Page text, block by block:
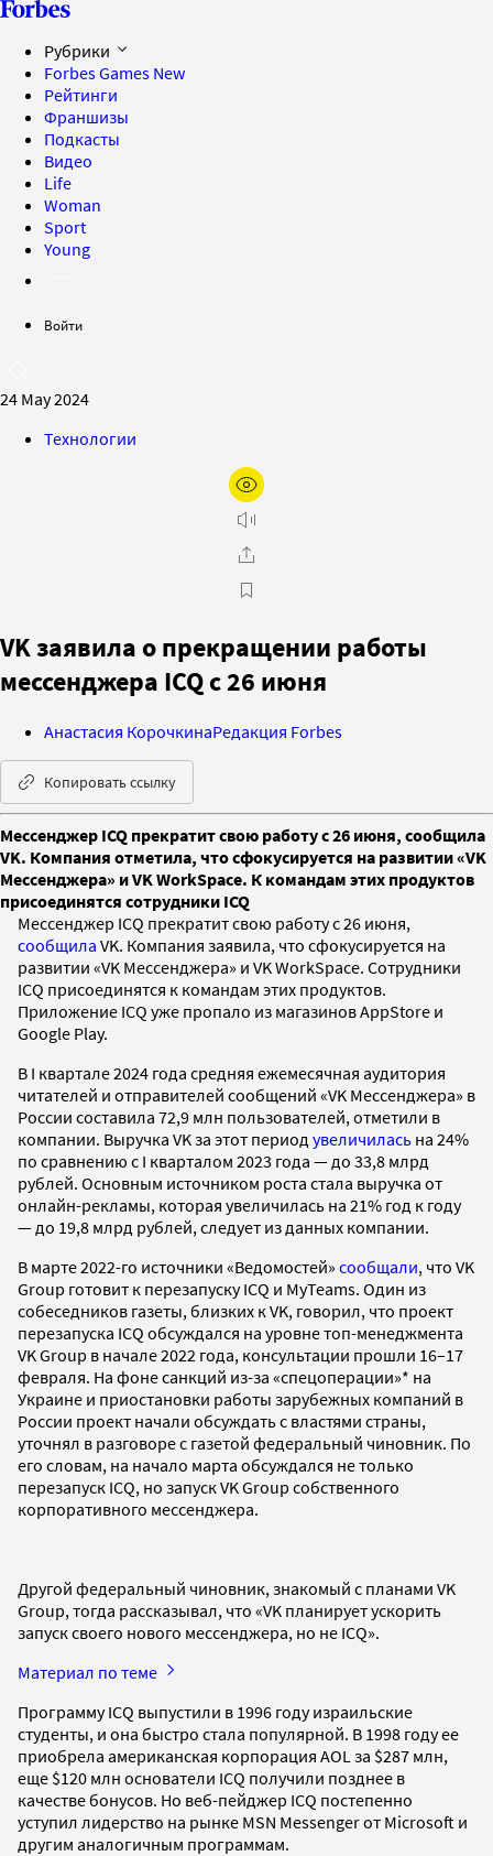
Рубрики
Forbes Games New
Рейтинги
Франшизы
Подкасты
Видео
Life
Woman
Sport
Young
Войти
24 May 2024
Технологии
VK заявила о прекращении работы
мессенджера ICQ с 26 июня
Анастасия КорочкинаРедакция Forbes
Копировать ссылку
Мессенджер ICQ прекратит свою работу с 26 июня, сообщила
VK. Компания отметила, что сфокусируется на развитии «VK
Мессенджера» и VK WorkSpace. К командам этих продуктов
присоединятся сотрудники ICQ
Мессенджер ICQ прекратит свою работу с 26 июня,
сообщила VK. Компания заявила, что сфокусируется на
развитии «VK Мессенджера» и VK WorkSpace. Сотрудники
ICQ присоединятся к командам этих продуктов.
Приложение ICQ уже пропало из магазинов AppStore и
Google Play.
В I квартале 2024 года средняя ежемесячная аудитория
читателей и отправителей сообщений «VK Мессенджера» в
России составила 72,9 млн пользователей, отметили в
компании. Выручка VK за этот период увеличилась на 24%
по сравнению с I кварталом 2023 года — до 33,8 млрд
рублей. Основным источником роста стала выручка от
онлайн-рекламы, которая увеличилась на 21% год к году
— до 19,8 млрд рублей, следует из данных компании.
В марте 2022-го источники «Ведомостей» сообщали, что VK
Group готовит к перезапуску ICQ и MyTeams. Один из
собеседников газеты, близких к VK, говорил, что проект
перезапуска ICQ обсуждался на уровне топ-менеджмента
VK Group в начале 2022 года, консультации прошли 16–17
февраля. На фоне санкций из-за «спецоперации»* на
Украине и приостановки работы зарубежных компаний в
России проект начали обсуждать с властями страны,
уточнял в разговоре с газетой федеральный чиновник. По
его словам, на начало марта обсуждался не только
перезапуск ICQ, но запуск VK Group собственного
корпоративного мессенджера.
Другой федеральный чиновник, знакомый с планами VK
Group, тогда рассказывал, что «VK планирует ускорить
запуск своего нового мессенджера, но не ICQ».
Материал по теме
Программу ICQ выпустили в 1996 году израильские
студенты, и она быстро стала популярной. В 1998 году ее
приобрела американская корпорация AOL за $287 млн,
еще $120 млн основатели ICQ получили позднее в
качестве бонусов. Но веб-пейджер ICQ постепенно
уступил лидерство на рынке MSN Messenger от Microsoft и
другим аналогичным программам.